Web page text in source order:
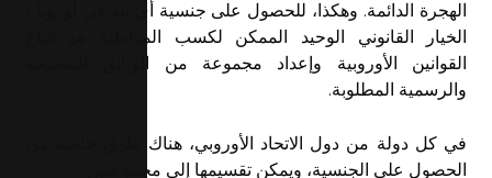
الهجرة الدائمة. وهكذا، للحصول على جنسية أي بلد في أوروبا ،
الخيار القانوني الوحيد الممكن لكسب المواطنة هو اتباع
القوانين الأوروبية وإعداد مجموعة من الوثائق الصحيحة
والرسمية المطلوبة.
في كل دولة من دول الاتحاد الأوروبي، هناك طرق خاصة من
الحصول على الجنسية، ويمكن تقسيمها إلى مجموعتين: